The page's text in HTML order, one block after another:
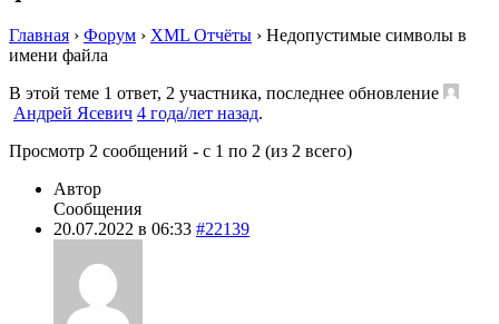
Главная › Форум › XML Отчёты › Недопустимые символы в
имени файла
В этой теме 1 ответ, 2 участника, последнее обновление
Андрей Ясевич 4 года/лет назад.
Просмотр 2 сообщений - с 1 по 2 (из 2 всего)
Автор
Сообщения
20.07.2022 в 06:33 #22139